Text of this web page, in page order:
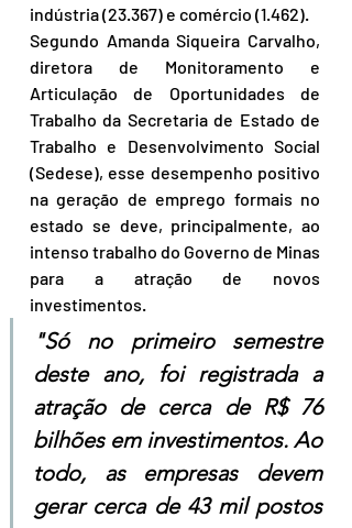
indústria (23.367) e comércio (1.462).
Segundo Amanda Siqueira Carvalho,
diretora de Monitoramento e
Articulação de Oportunidades de
Trabalho da Secretaria de Estado de
Trabalho e Desenvolvimento Social
(Sedese), esse desempenho positivo
na geração de emprego formais no
estado se deve, principalmente, ao
intenso trabalho do Governo de Minas
para a atração de novos
investimentos.
"Só no primeiro semestre
deste ano, foi registrada a
atração de cerca de R$ 76
bilhões em investimentos. Ao
todo, as empresas devem
gerar cerca de 43 mil postos